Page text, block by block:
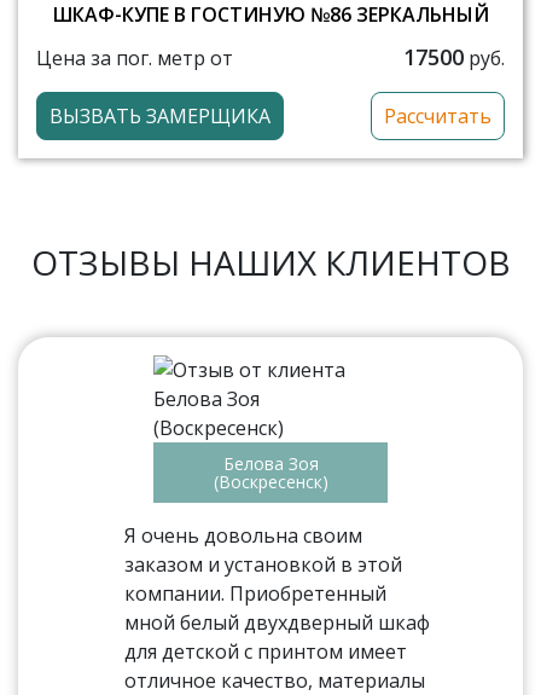
ШКАФ-КУПЕ В ГОСТИНУЮ №86 ЗЕРКАЛЬНЫЙ
Цена за пог. метр от
17500 руб.
ВЫЗВАТЬ ЗАМЕРЩИКА Рассчитать
ОТЗЫВЫ НАШИХ КЛИЕНТОВ
Белова Зоя
(Воскресенск)
Я очень довольна своим
заказом и установкой в этой
компании. Приобретенный
мной белый двухдверный шкаф
для детской с принтом имеет
отличное качество, материалы